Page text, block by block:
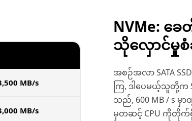
MB/s
MB/s
NVMe: ခ
သိုလှောင်မှုစံ
အစဉ်အလာ SATA
ကြ, ဒါပေမယ့်သူတို့က
သည်, 600 MB / s မှာ
မှတဆင့် CPU ကိုတိုက်